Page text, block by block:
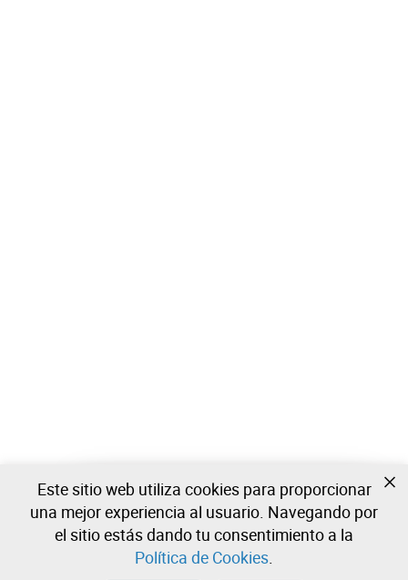
Todavía no estas registrado?
Cree una cuenta y comience a ofertar ahora
Este sitio web utiliza cookies para proporcionar
una mejor experiencia al usuario. Navegando por
el sitio estás dando tu consentimiento a la
Política de Cookies.